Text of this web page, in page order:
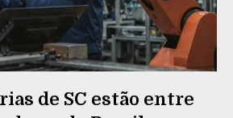
de SC estão entre